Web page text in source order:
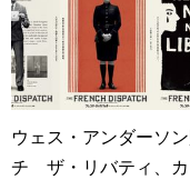
ウェス・アンダーソ
チ ザ・リバティ、カ